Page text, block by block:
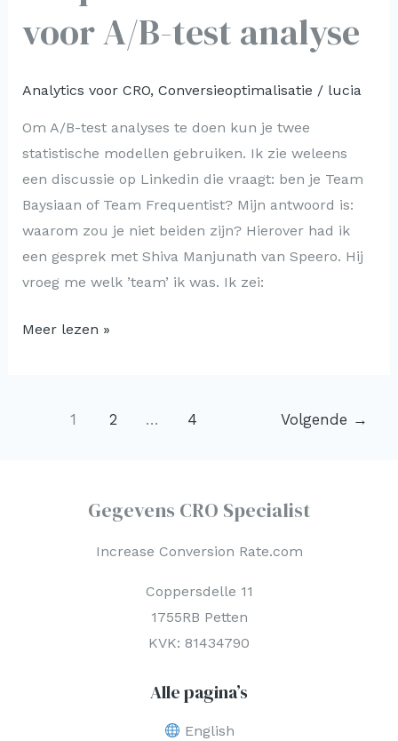
voor A/B-test analyse
Analytics voor CRO, Conversieoptimalisatie / lucia
Om A/B-test analyses te doen kun je twee
statistische modellen gebruiken. Ik zie weleens
een discussie op Linkedin die vraagt: ben je Team
Baysiaan of Team Frequentist? Mijn antwoord is:
waarom zou je niet beiden zijn? Hierover had ik
een gesprek met Shiva Manjunath van Speero. Hij
vroeg me welk ’team’ ik was. Ik zei:
Meer lezen »
1 2 … 4 Volgende →
Gegevens CRO Specialist
Increase Conversion Rate.com
Coppersdelle 11
1755RB Petten
KVK: 81434790
Alle pagina’s
English